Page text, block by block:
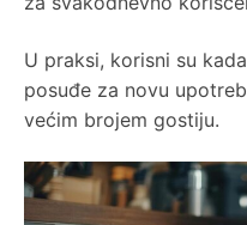
U praksi, korisni su
posuđe za novu
većim brojem gostiju.